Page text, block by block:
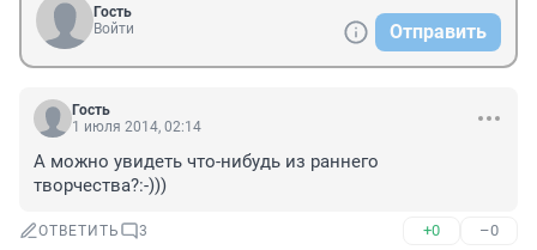
Гость
Войти
Отправить
Гость
1 июля 2014, 02:14
А можно увидеть что-нибудь из раннего
творчества?:-)))
ОТВЕТИТЬ 3 +0 –0